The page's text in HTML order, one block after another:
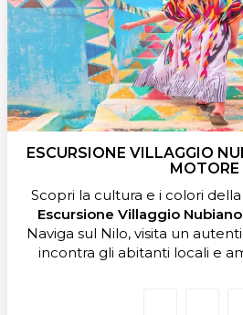
ESCURSIONE VILLAGGIO
MOTORE
Scopri la cultura e i colori
Escursione Villaggio
Naviga sul Nilo, visita un
incontra gli abitanti locali e